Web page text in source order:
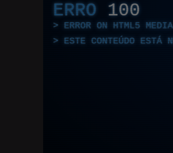
ERRO 100
ERROR ON HTML5
ESTE CONTEÚDO ESTÁ